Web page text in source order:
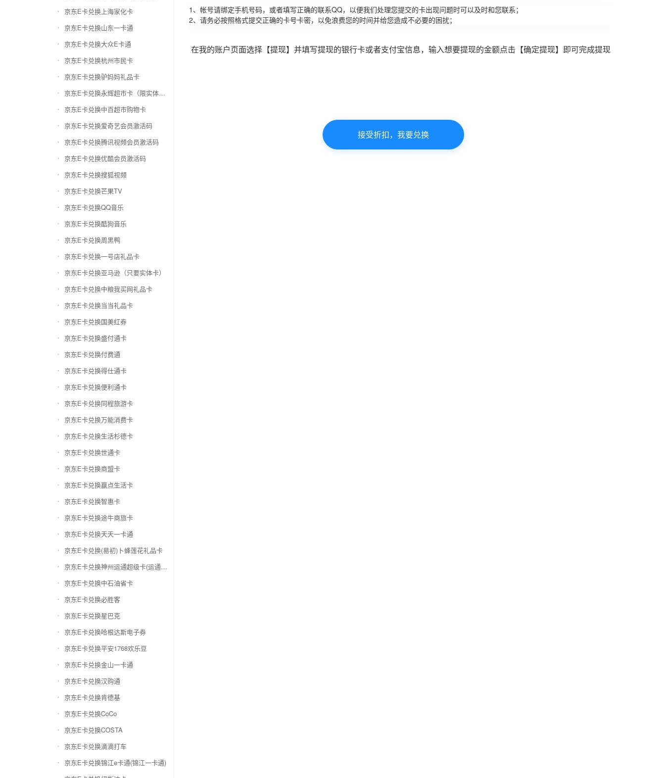
京东E卡兑换上海家化卡
京东E卡兑换山东一卡通
京东E卡兑换大众E卡通
京东E卡兑换杭州市民卡
京东E卡兑换驴妈妈礼品卡
京东E卡兑换永辉超市卡（限实体卡）
京东E卡兑换中百超市购物卡
京东E卡兑换爱奇艺会员激活码
京东E卡兑换腾讯视频会员激活码
京东E卡兑换优酷会员激活码
京东E卡兑换搜狐视频
京东E卡兑换芒果TV
京东E卡兑换QQ音乐
京东E卡兑换酷狗音乐
京东E卡兑换周黑鸭
京东E卡兑换一号店礼品卡
京东E卡兑换亚马逊（只要实体卡）
京东E卡兑换中粮我买网礼品卡
京东E卡兑换当当礼品卡
京东E卡兑换国美红券
京东E卡兑换盛付通卡
京东E卡兑换付费通
京东E卡兑换得仕通卡
京东E卡兑换便利通卡
京东E卡兑换同程旅游卡
京东E卡兑换万能消费卡
京东E卡兑换生活杉德卡
京东E卡兑换世通卡
京东E卡兑换商盟卡
京东E卡兑换赢点生活卡
京东E卡兑换智惠卡
京东E卡兑换途牛商旅卡
京东E卡兑换天天一卡通
京东E卡兑换(易初)卜蜂莲花礼品卡
京东E卡兑换神州运通超级卡(运通网购卡)
京东E卡兑换中石油省卡
京东E卡兑换必胜客
京东E卡兑换星巴克
京东E卡兑换哈根达斯电子券
京东E卡兑换平安1768欢乐豆
京东E卡兑换金山一卡通
京东E卡兑换汉购通
京东E卡兑换肯德基
京东E卡兑换CoCo
京东E卡兑换COSTA
京东E卡兑换滴滴打车
京东E卡兑换锦江e卡通(锦江一卡通)
1、帐号请绑定手机号码，或者填写正确的联系QQ，以便我们处理您提交的卡出现问题时可以及时和您联系；
2、请务必按照格式提交正确的卡号卡密，以免浪费您的时间并给您造成不必要的困扰；
在我的账户页面选择【提现】并填写提现的银行卡或者支付宝信息，输入想要提现的金额点击【确定提现】即可完成提现
接受折扣，我要兑换